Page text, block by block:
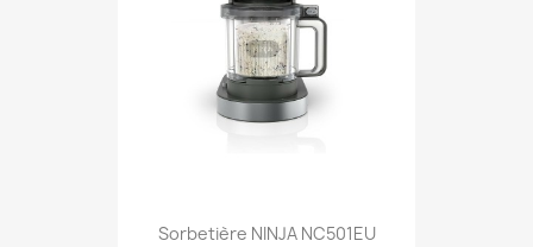
Sorbetière NINJA NC501EU